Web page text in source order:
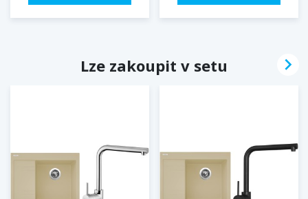
Lze zakoupit v setu 